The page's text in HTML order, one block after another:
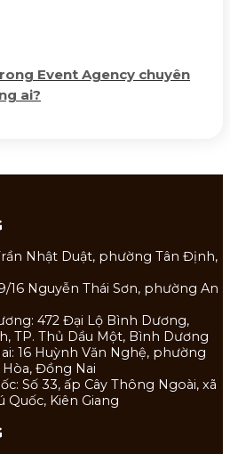
Event Agency chuyên
ai?
Nhật Duật, phường Tân Định,
16 Nguyễn Thái Sơn, phường An
472 Đại Lộ Bình Dương,
TP. Thủ Dầu Một, Bình Dương
16 Huỳnh Văn Nghệ, phường
Đồng Nai
Số 33, ấp Cây Thông Ngoài, xã
Quốc, Kiên Giang